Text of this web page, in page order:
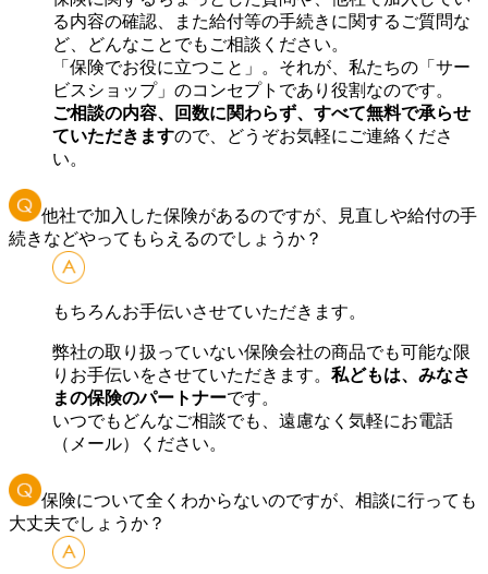
る内容の確認、また給付等の手続きに関するご質問な
ど、どんなことでもご相談ください。
「保険でお役に立つこと」。それが、私たちの「サー
ビスショップ」のコンセプトであり役割なのです。
ご相談の内容、回数に関わらず、すべて無料で承らせ
ていただきますので、どうぞお気軽にご連絡くださ
い。
他社で加入した保険があるのですが、見直しや給付の手
続きなどやってもらえるのでしょうか？
もちろんお手伝いさせていただきます。
弊社の取り扱っていない保険会社の商品でも可能な限
りお手伝いをさせていただきます。 私どもは、みなさ
まの保険のパートナーです。
いつでもどんなご相談でも、遠慮なく気軽にお電話
（メール）ください。
保険について全くわからないのですが、相談に行っても
大丈夫でしょうか？